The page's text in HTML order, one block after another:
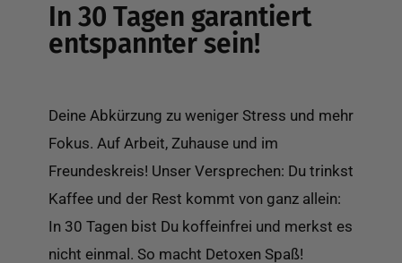
In 30 Tagen garantiert
entspannter sein!
Deine Abkürzung zu weniger Stress und mehr
Fokus. Auf Arbeit, Zuhause und im
Freundeskreis! Unser Versprechen: Du trinkst
Kaffee und der Rest kommt von ganz allein:
In 30 Tagen bist Du koffeinfrei und merkst es
nicht einmal. So macht Detoxen Spaß!